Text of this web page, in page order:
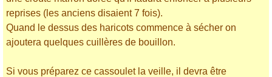
reprises (les anciens disaient 7 fois).
Quand le dessus des haricots commence à sécher on
ajoutera quelques cuillères de bouillon.
Si vous préparez ce cassoulet la veille, il devra être